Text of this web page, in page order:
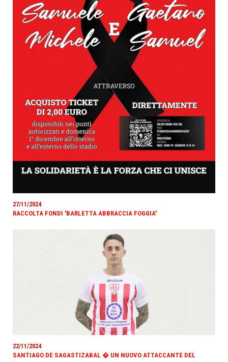
27/11/2024
RACCOLTA FONDI 'BARLETTA ABBRACCIA FOGGIA'
22/11/2024
SANTIAGO DE SAGASTIZABAL � UN NUOVO ATTACCANTE DEL